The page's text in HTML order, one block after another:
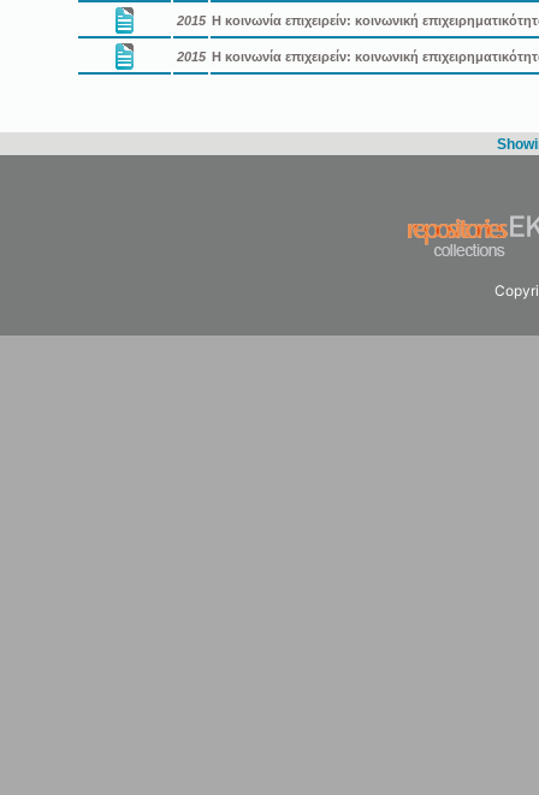
2015 Η κοινωνία επιχειρείν: κοινωνική
2015 Η κοινωνία επιχειρείν: κοινωνική